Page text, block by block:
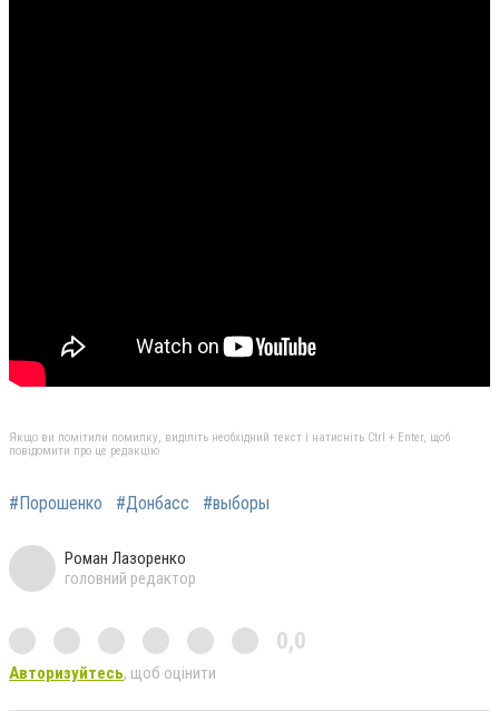
Якщо ви помітили помилку, виділіть необхідний текст і натисніть Ctrl + Enter, щоб
повідомити про це редакцію
#Порошенко #Донбасс #выборы
Роман Лазоренко
головний редактор
0,0
Авторизуйтесь, щоб оцінити